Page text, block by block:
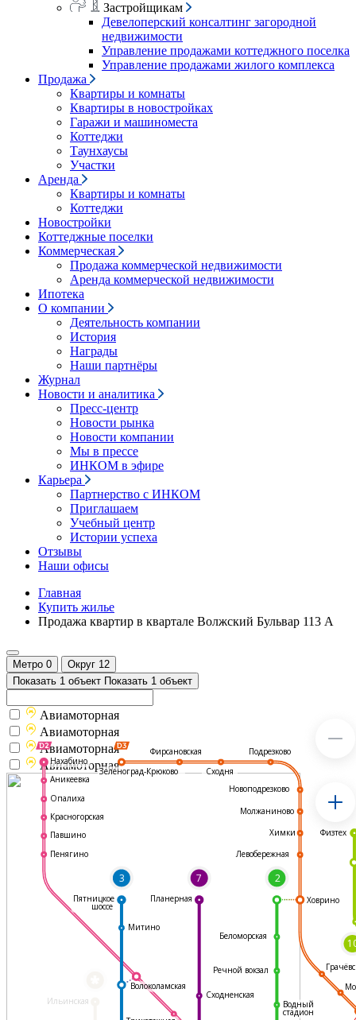
Застройщикам
Девелоперский консалтинг загородной
недвижимости
Управление продажами коттеджного поселка
Управление продажами жилого комплекса
Продажа
Квартиры и комнаты
Квартиры в новостройках
Гаражи и машиноместа
Коттеджи
Таунхаусы
Участки
Аренда
Квартиры и комнаты
Коттеджи
Новостройки
Коттеджные поселки
Коммерческая
Продажа коммерческой недвижимости
Аренда коммерческой недвижимости
Ипотека
О компании
Деятельность компании
История
Награды
Наши партнёры
Журнал
Новости и аналитика
Пресс-центр
Новости рынка
Новости компании
Мы в прессе
ИНКОМ в эфире
Карьера
Партнерство с ИНКОМ
Приглашаем
Учебный центр
Истории успеха
Отзывы
Наши офисы
Главная
Купить жилье
Продажа квартир в квартале Волжский Бульвар 113 А
Метро 0 Округ 12
Показать 1 объект Показать 1 объект
Ильинская
3 7 2
Фирсановская
Сходня
Подрезково
Новоподрезково
Молжаниново
Химки
Левобережная
Ховрино
Водный
стадион
Сходненская
Волоколамская
Митино
Нахабино
Аникеевка
Опалиха
Красногорская
Павшино
Пенягино
Пятницкое
шоссе
Планерная
Физтех
Речной вокзал
Беломорская
Зеленоград-Крюково
Авиамоторная
Авиамоторная
Авиамоторная
Авиамоторная